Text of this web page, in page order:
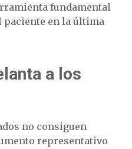
fundamental
paciente en la última
a los
no consiguen
representativo